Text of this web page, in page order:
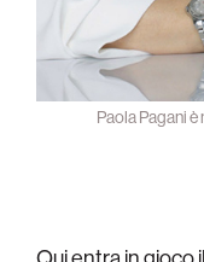
Paola Pagani